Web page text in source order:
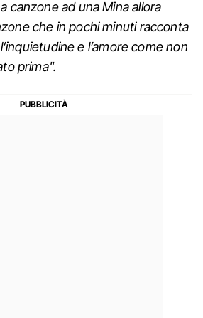
canzone ad una Mina allora
che in pochi minuti racconta
e l’amore come non
prima".